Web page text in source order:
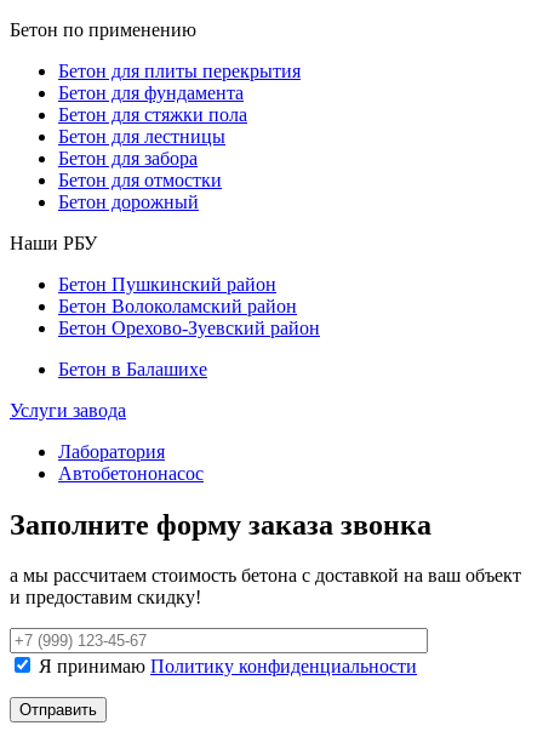
Бетон по применению
Бетон для плиты перекрытия
Бетон для фундамента
Бетон для стяжки пола
Бетон для лестницы
Бетон для забора
Бетон для отмостки
Бетон дорожный
Наши РБУ
Бетон Пушкинский район
Бетон Волоколамский район
Бетон Орехово-Зуевский район
Бетон в Балашихе
Услуги завода
Лаборатория
Автобетононасос
Заполните форму заказа звонка
а мы рассчитаем стоимость бетона с доставкой на ваш объект
и предоставим скидку!
Я принимаю Политику конфиденциальности